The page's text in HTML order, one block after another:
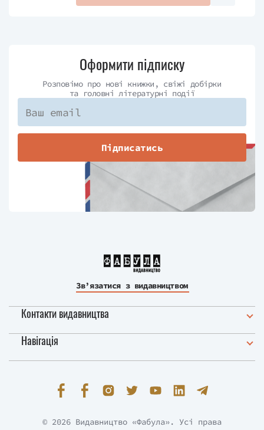
Оформити підписку
Розповімо про нові книжки, свіжі добірки
та головні літературні події
Підписатись
Зв’язатися з видавництвом
Контакти видавництва
Навігація
© 2026 Видавництво «Фабула». Усі права